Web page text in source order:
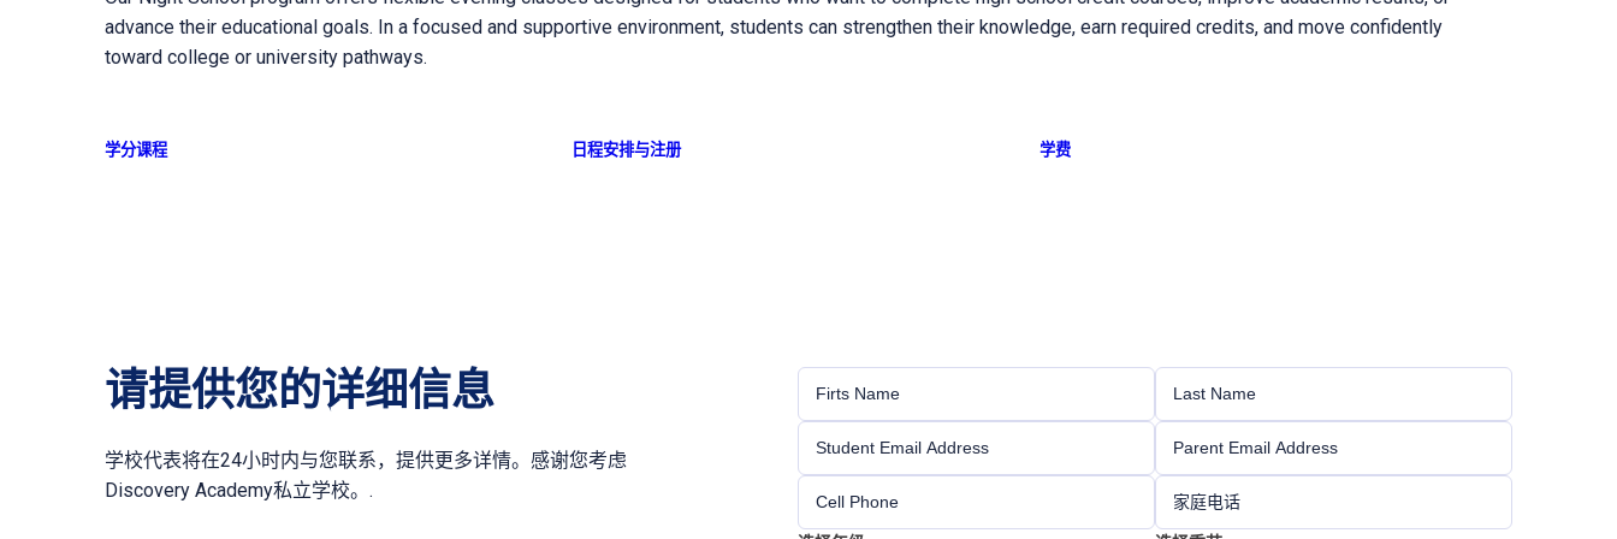
advance their educational goals. In a focused and supportive environment, students can strengthen their knowledge, earn required credits, and move confidently
toward college or university pathways.
学分课程 日程安排与注册 学费
请提供您的详细信息
学校代表将在24小时内与您联系，提供更多详情。感谢您考虑
Discovery Academy私立学校。.